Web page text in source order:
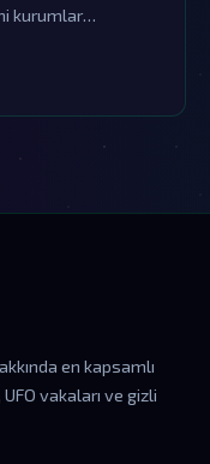
kurumlar
bir komplo
en kapsamlı
vakaları ve gizli